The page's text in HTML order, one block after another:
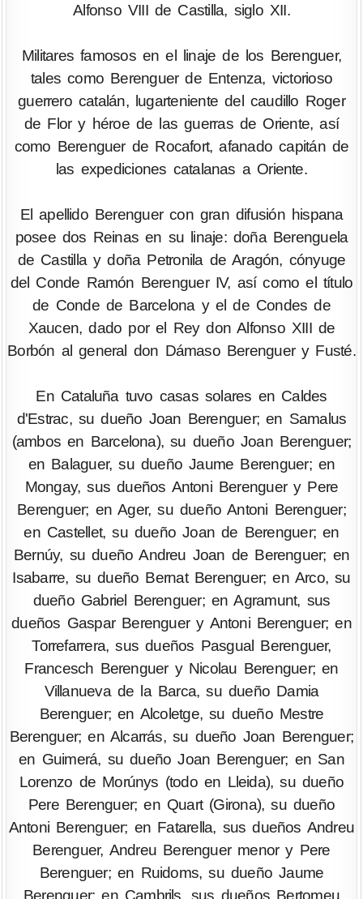
Alfonso VIII de Castilla, siglo XII.
Militares famosos en el linaje de los Berenguer,
tales como Berenguer de Entenza, victorioso
guerrero catalán, lugarteniente del caudillo Roger
de Flor y héroe de las guerras de Oriente, así
como Berenguer de Rocafort, afanado capitán de
las expediciones catalanas a Oriente.
El apellido Berenguer con gran difusión hispana
posee dos Reinas en su linaje: doña Berenguela
de Castilla y doña Petronila de Aragón, cónyuge
del Conde Ramón Berenguer IV, así como el título
de Conde de Barcelona y el de Condes de
Xaucen, dado por el Rey don Alfonso XIII de
Borbón al general don Dámaso Berenguer y Fusté.
En Cataluña tuvo casas solares en Caldes
d'Estrac, su dueño Joan Berenguer; en Samalus
(ambos en Barcelona), su dueño Joan Berenguer;
en Balaguer, su dueño Jaume Berenguer; en
Mongay, sus dueños Antoni Berenguer y Pere
Berenguer; en Ager, su dueño Antoni Berenguer;
en Castellet, su dueño Joan de Berenguer; en
Bernúy, su dueño Andreu Joan de Berenguer; en
Isabarre, su dueño Bernat Berenguer; en Arco, su
dueño Gabriel Berenguer; en Agramunt, sus
dueños Gaspar Berenguer y Antoni Berenguer; en
Torrefarrera, sus dueños Pasgual Berenguer,
Francesch Berenguer y Nicolau Berenguer; en
Villanueva de la Barca, su dueño Damia
Berenguer; en Alcoletge, su dueño Mestre
Berenguer; en Alcarrás, su dueño Joan Berenguer;
en Guimerá, su dueño Joan Berenguer; en San
Lorenzo de Morúnys (todo en Lleida), su dueño
Pere Berenguer; en Quart (Girona), su dueño
Antoni Berenguer; en Fatarella, sus dueños Andreu
Berenguer, Andreu Berenguer menor y Pere
Berenguer; en Ruidoms, su dueño Jaume
Berenguer; en Cambrils, sus dueños Bertomeu